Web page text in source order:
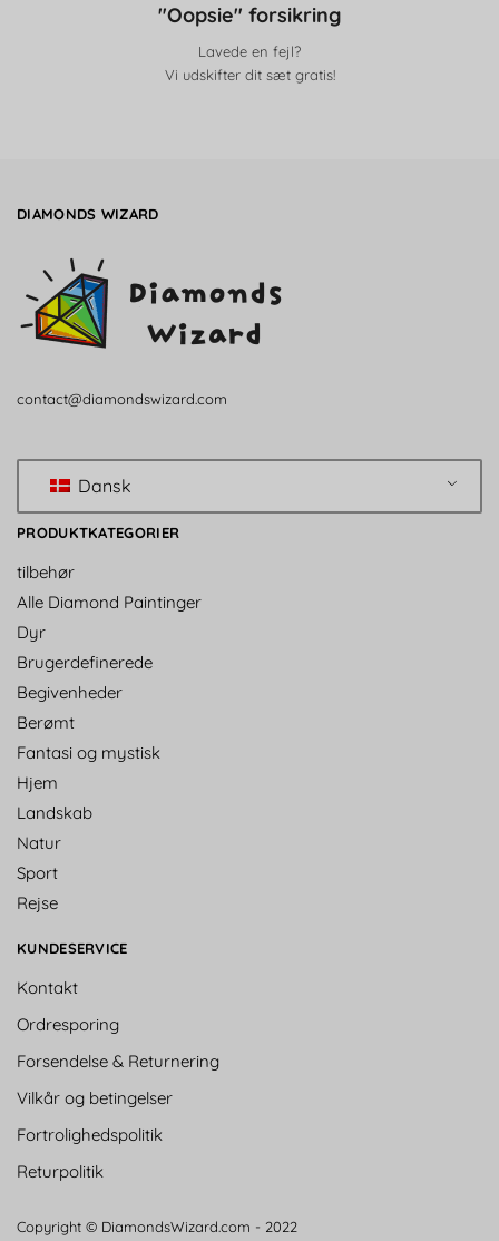
"Oopsie" forsikring
Lavede en fejl?
Vi udskifter dit sæt gratis!
DIAMONDS WIZARD
contact@diamondswizard.com
Dansk
PRODUKTKATEGORIER
tilbehør
Alle Diamond Paintinger
Dyr
Brugerdefinerede
Begivenheder
Berømt
Fantasi og mystisk
Hjem
Landskab
Natur
Sport
Rejse
KUNDESERVICE
Kontakt
Ordresporing
Forsendelse & Returnering
Vilkår og betingelser
Fortrolighedspolitik
Returpolitik
Copyright © DiamondsWizard.com - 2022